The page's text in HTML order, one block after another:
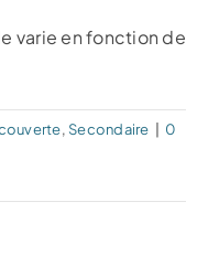
varie en fonction de
, Secondaire
0